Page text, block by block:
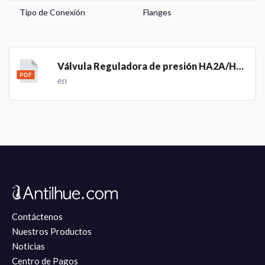
Tipo de Conexión Flanges
Válvula Reguladora de presión HA2A/HA2B
en
Contáctenos
Nuestros Productos
Noticias
Centro de Pagos
Centro de Pagos
Noticias